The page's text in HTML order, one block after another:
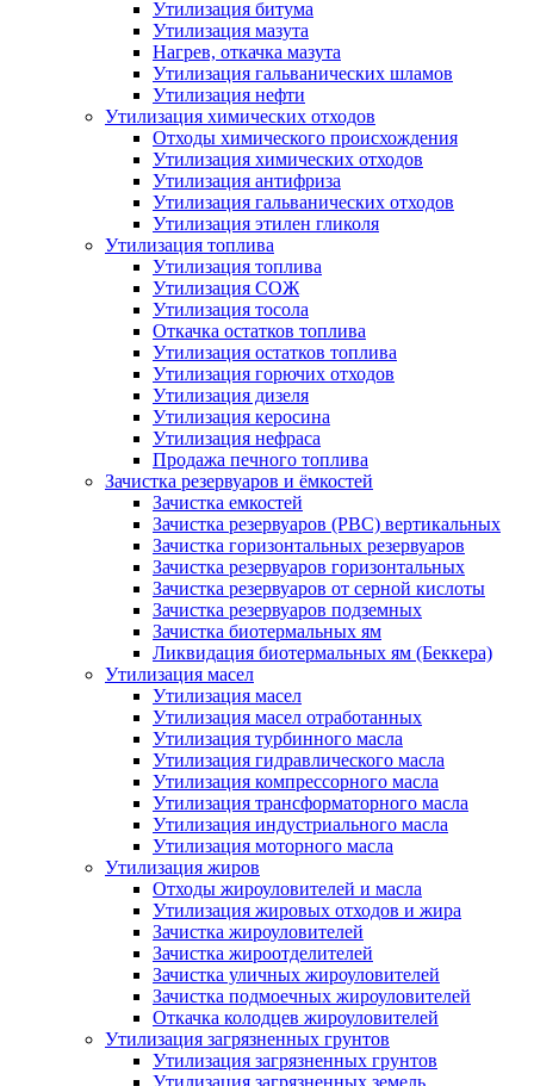
Утилизация битума
Утилизация мазута
Нагрев, откачка мазута
Утилизация гальванических шламов
Утилизация нефти
Утилизация химических отходов
Отходы химического происхождения
Утилизация химических отходов
Утилизация антифриза
Утилизация гальванических отходов
Утилизация этилен гликоля
Утилизация топлива
Утилизация топлива
Утилизация СОЖ
Утилизация тосола
Откачка остатков топлива
Утилизация остатков топлива
Утилизация горючих отходов
Утилизация дизеля
Утилизация керосина
Утилизация нефраса
Продажа печного топлива
Зачистка резервуаров и ёмкостей
Зачистка емкостей
Зачистка резервуаров (РВС) вертикальных
Зачистка горизонтальных резервуаров
Зачистка резервуаров горизонтальных
Зачистка резервуаров от серной кислоты
Зачистка резервуаров подземных
Зачистка биотермальных ям
Ликвидация биотермальных ям (Беккера)
Утилизация масел
Утилизация масел
Утилизация масел отработанных
Утилизация турбинного масла
Утилизация гидравлического масла
Утилизация компрессорного масла
Утилизация трансформаторного масла
Утилизация индустриального масла
Утилизация моторного масла
Утилизация жиров
Отходы жироуловителей и масла
Утилизация жировых отходов и жира
Зачистка жироуловителей
Зачистка жироотделителей
Зачистка уличных жироуловителей
Зачистка подмоечных жироуловителей
Откачка колодцев жироуловителей
Утилизация загрязненных грунтов
Утилизация загрязненных грунтов
Утилизация загрязненных земель